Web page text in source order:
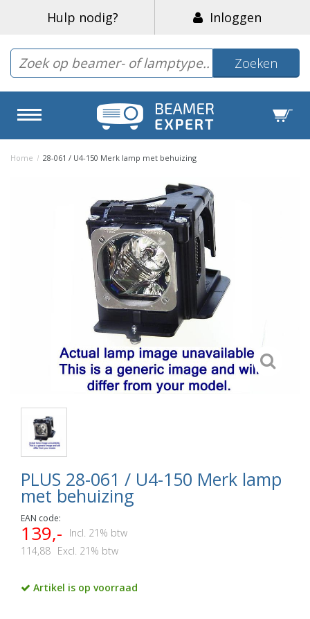
Hulp nodig? Inloggen
Zoeken
Home / 28-061 / U4-150 Merk lamp met behuizing
PLUS 28-061 / U4-150 Merk lamp
met behuizing
EAN code:
139,-
Incl. 21% btw
114,88 Excl. 21% btw
Artikel is op voorraad